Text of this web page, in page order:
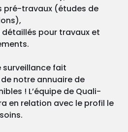
pré-travaux (études de
pour travaux et
surveillance fait
notre annuaire de
! L’équipe de Quali-
en relation avec le profil le